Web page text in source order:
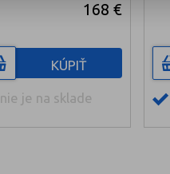
168 €
KÚPIŤ
nie je na sklade